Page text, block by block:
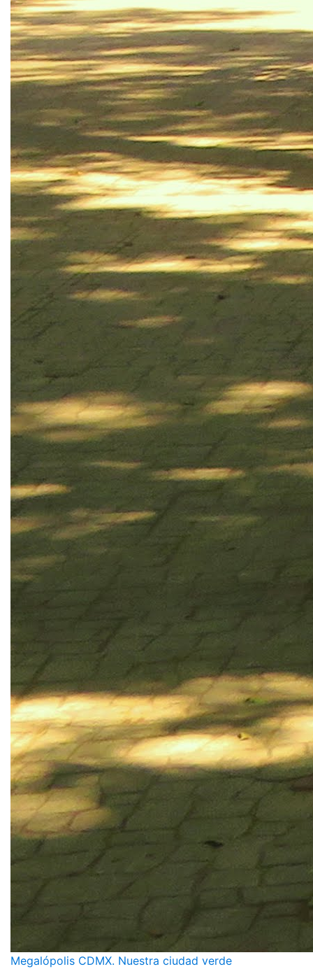
Megalópolis CDMX. Nuestra ciudad verde